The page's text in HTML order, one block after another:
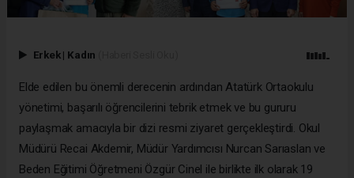
Erkek | Kadın
Elde edilen bu önemli derecenin ardından Atatürk Ortaokulu
yönetimi, başarılı öğrencilerini tebrik etmek ve bu gururu
paylaşmak amacıyla bir dizi resmi ziyaret gerçekleştirdi. Okul
Müdürü Recai Akdemir, Müdür Yardımcısı Nurcan Sarıaslan ve
Beden Eğitimi Öğretmeni Özgür Cinel ile birlikte ilk olarak 19